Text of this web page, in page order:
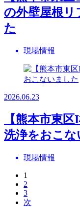
の外壁屋根リ
た
現場情報
2026.06.23
【熊本市東
洗浄をおこな
現場情報
1
2
3
次